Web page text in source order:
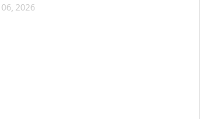
2026